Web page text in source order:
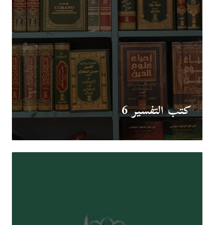
كتب التفسير 6